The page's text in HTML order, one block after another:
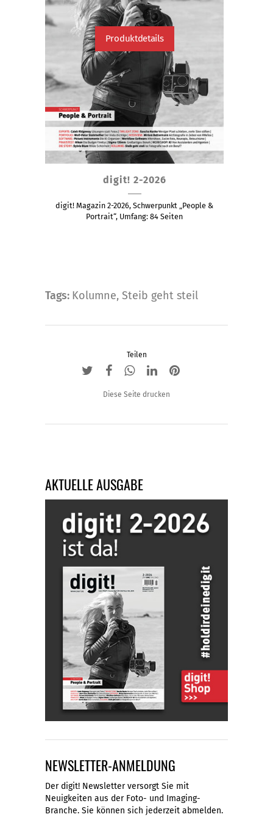
Produktdetails
weist
können
der
digit! 2-2026
digit! Magazin 2-2026, Schwerpunkt „People &
Portrait“, Umfang: 84 Seiten
Tags: Kolumne, Steib geht steil
Teilen
Diese Seite drucken
AKTUELLE AUSGABE
NEWSLETTER-ANMELDUNG
Der digit! Newsletter versorgt Sie mit
Neuigkeiten aus der Foto- und Imaging-
Branche. Sie können sich jederzeit abmelden.